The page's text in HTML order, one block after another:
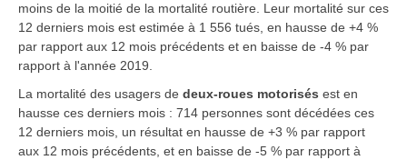
moins de la moitié de la mortalité routière. Leur mortalité sur ces
12 derniers mois est estimée à 1 556 tués, en hausse de +4 %
par rapport aux 12 mois précédents et en baisse de -4 % par
rapport à l'année 2019.
La mortalité des usagers de deux-roues motorisés est en
hausse ces derniers mois : 714 personnes sont décédées ces
12 derniers mois, un résultat en hausse de +3 % par rapport
aux 12 mois précédents, et en baisse de -5 % par rapport à